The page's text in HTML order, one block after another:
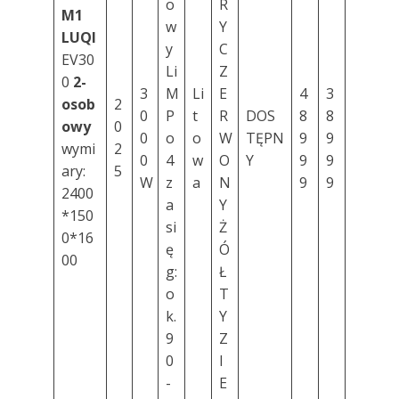
M1
LUQI
EV30
0 2-
osob
owy
wymi
ary:
2400
*150
0*16
00
2
0
2
5
3
0
0
0
W
o
w
y
Li
M
P
o
4
z
a
si
ę
g:
o
k.
9
0
-
Li
t
o
w
a
R
Y
C
Z
E
R
W
O
N
Y
Ż
Ó
Ł
T
Y
Z
I
E
DOS
TĘPN
Y
4
8
9
9
9
3
8
9
9
9